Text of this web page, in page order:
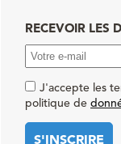
RECEVOIR LES
J'accepte les
politique de